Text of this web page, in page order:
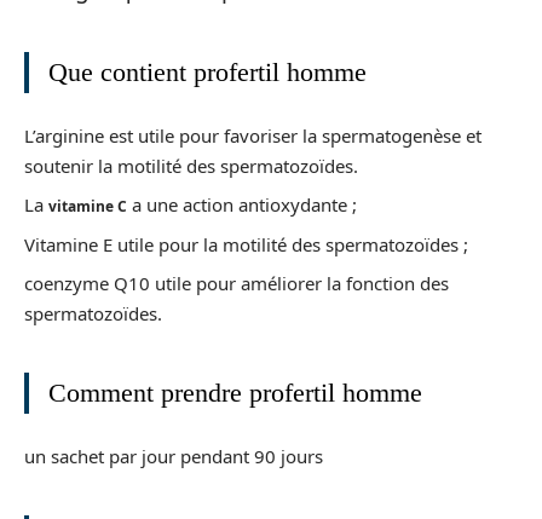
Que contient profertil homme
L’arginine est utile pour favoriser la spermatogenèse et
soutenir la motilité des spermatozoïdes.
La vitamine C a une action antioxydante ;
Vitamine E utile pour la motilité des spermatozoïdes ;
coenzyme Q10 utile pour améliorer la fonction des
spermatozoïdes.
Comment prendre profertil homme
un sachet par jour pendant 90 jours